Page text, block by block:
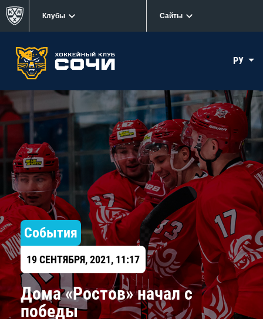
Клубы Сайты
РУ
События
19 СЕНТЯБРЯ, 2021, 11:17
Дома «Ростов» начал с
победы